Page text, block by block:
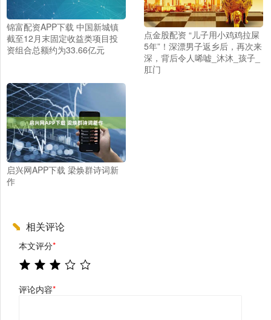
锦富配资APP下载 中国新城镇
截至12月末固定收益类项目投
资组合总额约为33.66亿元
点金股配资 “儿子用小鸡鸡拉屎
5年”！深漂男子返乡后，再次来
深，背后令人唏嘘_沐沐_孩子_
肛门
启兴网APP下载 梁焕群诗词新
作
相关评论
本文评分*
评论内容*